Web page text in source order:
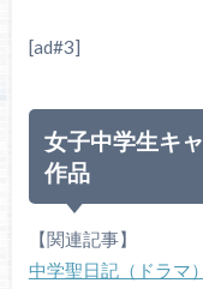
[ad#3]
女子中学生キ
作品
【関連記事】
中学聖日記（ドラマ